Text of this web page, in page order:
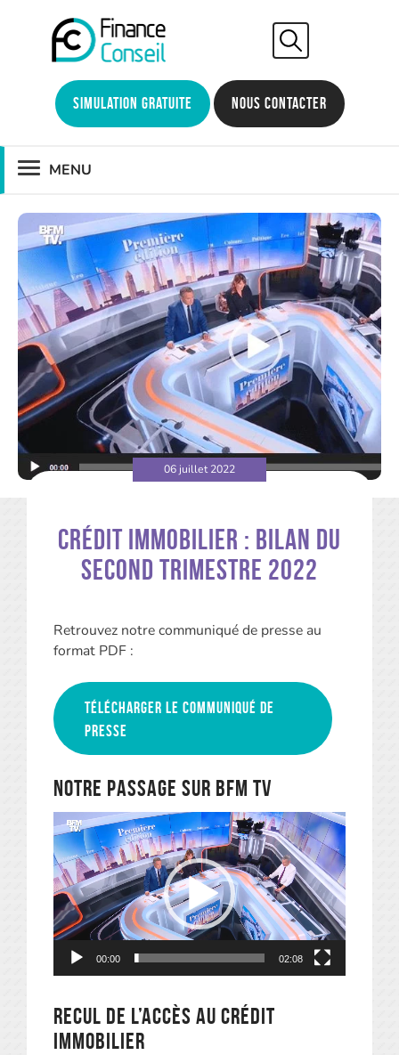
Simulation gratuite Nous contacter
MENU
06 juillet 2022
Crédit immobilier : bilan du
second trimestre 2022
Retrouvez notre communiqué de presse au
format PDF :
Télécharger le communiqué de
presse
Notre passage sur BFM TV
Lecteur
vidéo
00:00 02:08
Recul de l’accès au crédit
immobilier